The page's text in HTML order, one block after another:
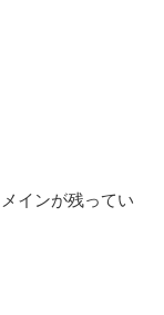
インが残ってい